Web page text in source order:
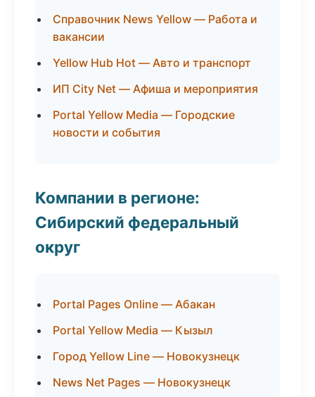
Справочник News Yellow — Работа и
вакансии
Yellow Hub Hot — Авто и транспорт
ИП City Net — Афиша и мероприятия
Portal Yellow Media — Городские
новости и события
Компании в регионе:
Сибирский федеральный
округ
Portal Pages Online — Абакан
Portal Yellow Media — Кызыл
Город Yellow Line — Новокузнецк
News Net Pages — Новокузнецк